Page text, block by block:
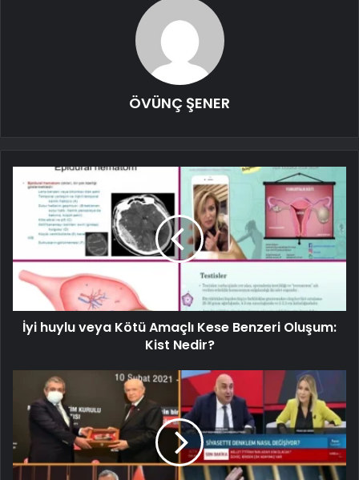
ÖVÜNÇ ŞENER
İyi huylu veya Kötü Amaçlı Kese Benzeri Oluşum:
Kist Nedir?